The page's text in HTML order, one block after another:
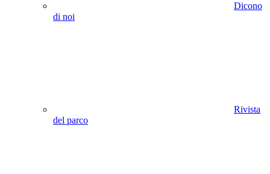
Dicono
di noi
Rivista
del parco